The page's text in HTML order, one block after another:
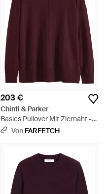
203 €
Chinti & Parker
Basics Pullover Mit Ziernaht -
Lila Von FARFETCH